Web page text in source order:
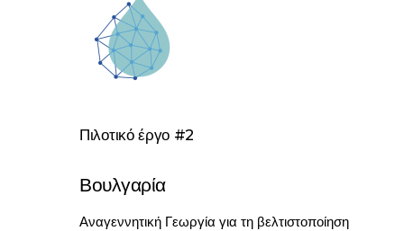
Πιλοτικό έργο #2
Βουλγαρία
Αναγεννητική Γεωργία για τη βελτιστοποίηση